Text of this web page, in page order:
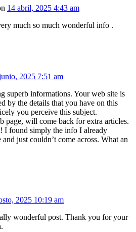
14 abril, 2025 4:43 am
much so much wonderful info .
2025 7:51 am
superb informations. Your web site is
by the details that you have on this
you perceive this subject.
page, will come back for extra articles.
I found simply the info I already
just couldn’t come across. What an
2025 10:19 am
wonderful post. Thank you for your